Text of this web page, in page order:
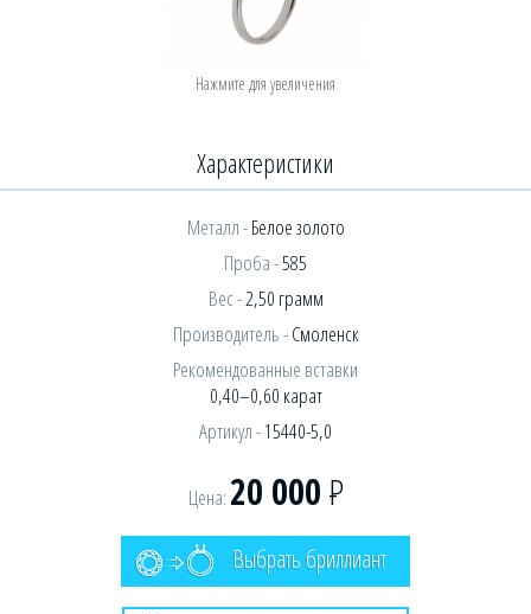
Характеристики
Металл -Белое золото
Проба -585
Вес -2,50 грамм
Производитель -Смоленск
Рекомендованные вставки
0,40–0,60 карат
Артикул -15440-5,0
Цена: 20 000Р
Выбрать бриллиант